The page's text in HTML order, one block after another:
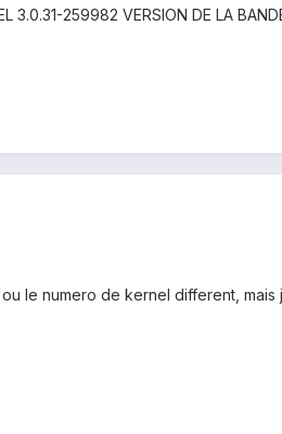
3.0.31-259982 VERSION DE LA
le numero de kernel different,